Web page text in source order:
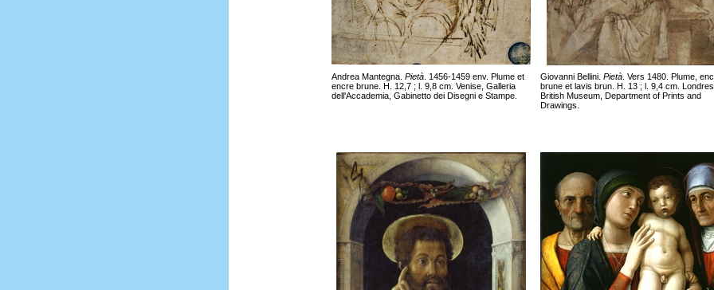
Andrea Mantegna. Pietà . 1456-1459 env. Plume et
encre brune. H. 12,7 ; l. 9,8 cm. Venise, Galleria
dell'Accademia, Gabinetto dei Disegni e Stampe.
Giovanni Bellini. Pietà . Vers 1480. Plume,
brune et lavis brun. H. 13 ; l. 9,4 cm.
British Museum, Department of Prints and
Drawings.